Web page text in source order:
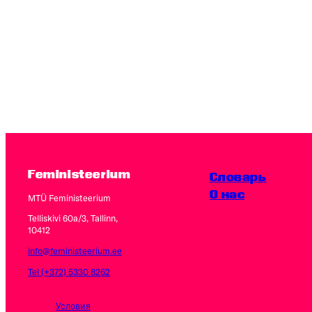
Feministeerium
MTÜ Feministeerium
Telliskivi 60a/3, Tallinn,
10412
info@feministeerium.ee
Tel (+372) 5330 8262
Условия
Словарь
O нас